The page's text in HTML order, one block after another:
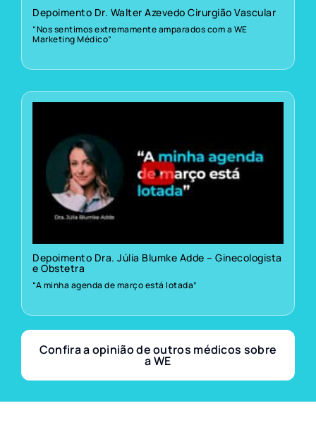
Depoimento Dr. Walter Azevedo Cirurgião Vascular
“Nos sentimos extremamente amparados com a WE
Marketing Médico”
Depoimento Dra. Júlia Blumke Adde – Ginecologista
e Obstetra
“A minha agenda de março está lotada”
Confira a opinião de outros médicos sobre
a WE